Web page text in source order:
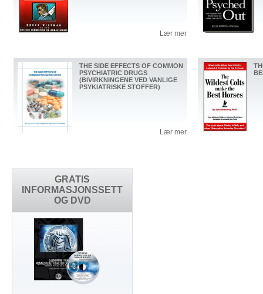
GRATIS
INFORMASJONSSETT
OG DVD
Lær mer
THE SIDE EFFECTS OF COMMON
PSYCHIATRIC DRUGS
(BIVIRKNINGENE VED VANLIGE
PSYKIATRISKE STOFFER)
Lær mer